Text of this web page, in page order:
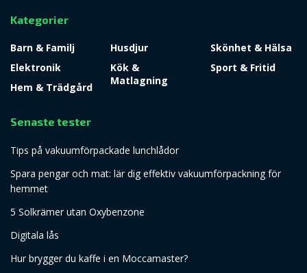
Kategorier
Barn & Familj
Elektronik
Hem & Trädgård
Husdjur
Kök &
Matlagning
Skönhet & Hälsa
Sport & Fritid
Senaste tester
Tips på vakuumförpackade lunchlådor
Spara pengar och mat: lär dig effektiv vakuumförpackning för
hemmet
5 Solkrämer utan Oxybenzone
Digitala lås
Hur brygger du kaffe i en Moccamaster?